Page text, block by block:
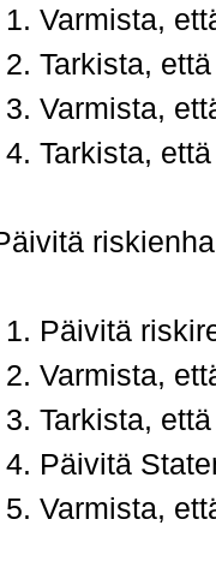
Varmista,
Tarkista,
Varmista,
Tarkista,
Päivitä
Varmista,
Tarkista,
Päivitä
Varmista,